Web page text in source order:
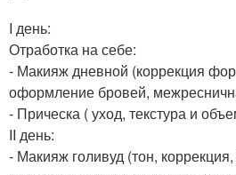
I день:
Отработка на себе:
- Макияж дневной (коррекция
оформление бровей,
- Прическа ( уход, текстура и
II день:
- Макияж голивуд (тон,